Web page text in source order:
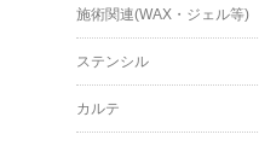
施術関連(WAX・ジェル等)
ステンシル
カルテ